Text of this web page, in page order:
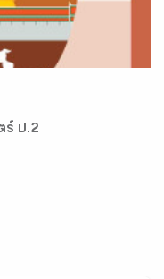
ร์ ป.2